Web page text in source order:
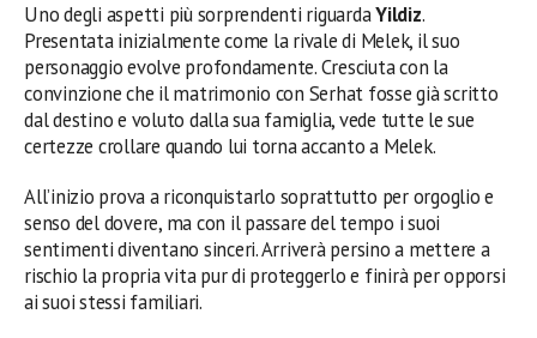
Uno degli aspetti più sorprendenti riguardaYildiz.
Presentata inizialmente come la rivale di Melek, il suo
personaggio evolve profondamente. Cresciuta con la
convinzione che il matrimonio con Serhat fosse già scritto
dal destino e voluto dalla sua famiglia, vede tutte le sue
certezze crollare quando lui torna accanto a Melek.
All’inizio prova a riconquistarlo soprattutto per orgoglio e
senso del dovere, ma con il passare del tempo i suoi
sentimenti diventano sinceri. Arriverà persino a mettere a
rischio la propria vita pur di proteggerlo e finirà per opporsi
ai suoi stessi familiari.